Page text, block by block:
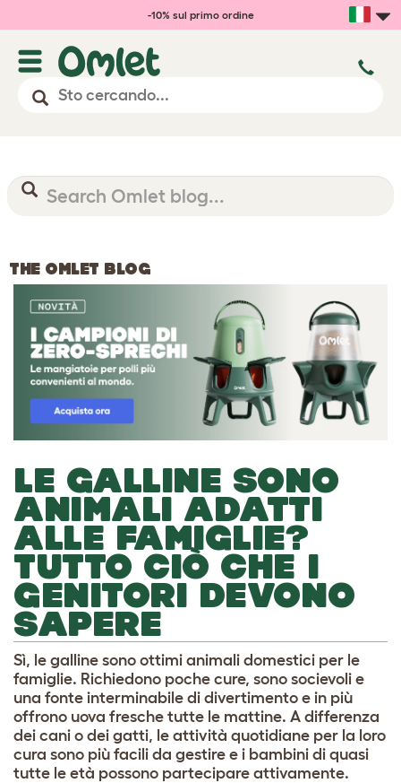
-10% sul primo ordine
THE OMLET BLOG
LE GALLINE SONO
ANIMALI ADATTI
ALLE FAMIGLIE?
TUTTO CIÒ CHE I
GENITORI DEVONO
SAPERE
Sì, le galline sono ottimi animali domestici per le
famiglie. Richiedono poche cure, sono socievoli e
una fonte interminabile di divertimento e in più
offrono uova fresche tutte le mattine. A differenza
dei cani o dei gatti, le attività quotidiane per la loro
cura sono più facili da gestire e i bambini di quasi
tutte le età possono partecipare attivamente.